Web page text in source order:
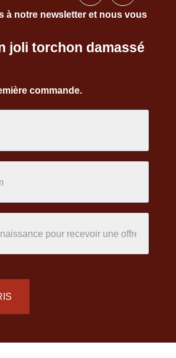
à notre newsletter et nous vous
joli torchon damassé
commande.